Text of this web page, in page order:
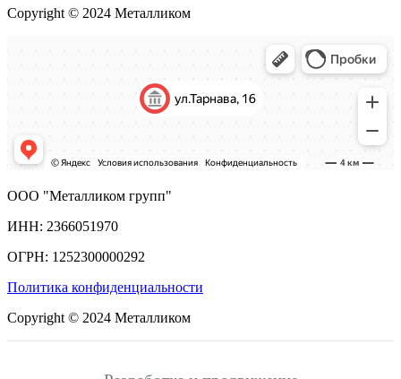
Copyright © 2024 Металликом
ООО "Металликом групп"
ИНН: 2366051970
ОГРН: 1252300000292
Политика конфиденциальности
Copyright © 2024 Металликом